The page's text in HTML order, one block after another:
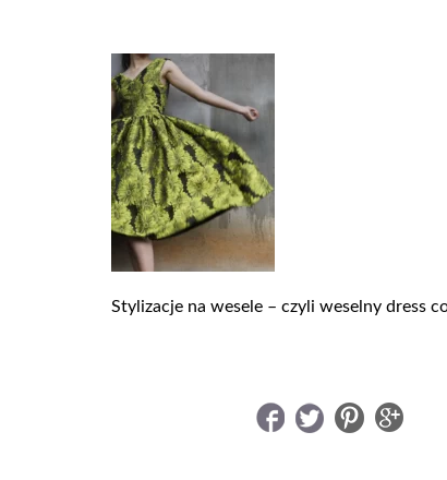
Stylizacje na wesele – czyli weselny dress